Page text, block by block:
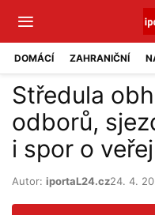
DOMÁCÍ ZAHRANIČNÍ
Středula
odborů,
i spor o
Autor: iportaL24.cz24. 4.